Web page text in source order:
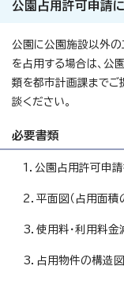
公園占用許可申請
公園に公園施設以外の
を占用する場合は、公
類を都市計画課までご
談ください。
必要書類
1．公園占用許可申
2．平面図（占用面積
3．使用料・利用料金
3．占用物件の構造図